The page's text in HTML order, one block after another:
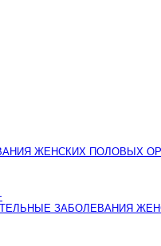
ЖЕНСКИХ ПОЛОВЫХ
ЗАБОЛЕВАНИЯ